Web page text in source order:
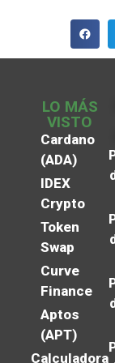
LO MÁS
VISTO
Cardano
(ADA)
IDEX
Crypto
Token
Swap
Curve
Finance
Aptos
(APT)
Calculadora